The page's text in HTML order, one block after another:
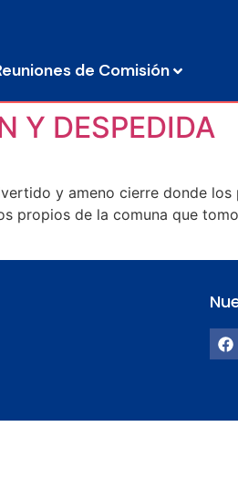
de Comisión
Y DESPEDIDA
y ameno cierre donde
propios de la comuna que